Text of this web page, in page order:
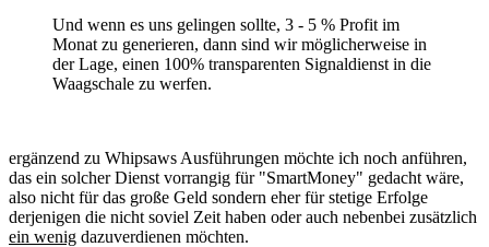
Und wenn es uns gelingen sollte, 3 - 5 % Profit im
Monat zu generieren, dann sind wir möglicherweise in
der Lage, einen 100% transparenten Signaldienst in die
Waagschale zu werfen.
ergänzend zu Whipsaws Ausführungen möchte ich noch anführen,
das ein solcher Dienst vorrangig für "SmartMoney" gedacht wäre,
also nicht für das große Geld sondern eher für stetige Erfolge
derjenigen die nicht soviel Zeit haben oder auch nebenbei zusätzlich
ein wenig dazuverdienen möchten.